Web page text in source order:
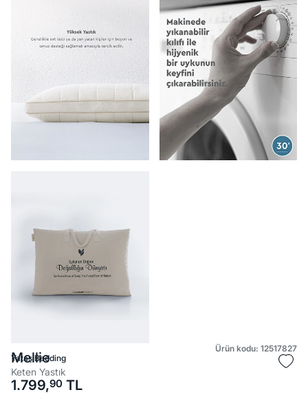
Ürün kodu: 12517827
Yataş Bedding
Mellie
Keten Yastık
1.799,90 TL